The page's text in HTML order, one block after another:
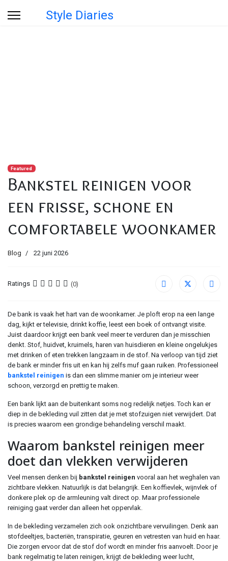
Style Diaries
Featured
Bankstel reinigen voor
een frisse, schone en
comfortabele woonkamer
Blog 22 juni 2026
Ratings (0)
De bank is vaak het hart van de woonkamer. Je ploft erop na een lange
dag, kijkt er televisie, drinkt koffie, leest een boek of ontvangt visite.
Juist daardoor krijgt een bank veel meer te verduren dan je misschien
denkt. Stof, huidvet, kruimels, haren van huisdieren en kleine ongelukjes
met drinken of eten trekken langzaam in de stof. Na verloop van tijd ziet
de bank er minder fris uit en kan hij zelfs muf gaan ruiken. Professioneel
bankstel reinigen is dan een slimme manier om je interieur weer
schoon, verzorgd en prettig te maken.
Een bank lijkt aan de buitenkant soms nog redelijk netjes. Toch kan er
diep in de bekleding vuil zitten dat je met stofzuigen niet verwijdert. Dat
is precies waarom een grondige behandeling verschil maakt.
Waarom bankstel reinigen meer
doet dan vlekken verwijderen
Veel mensen denken bij bankstel reinigen vooral aan het weghalen van
zichtbare vlekken. Natuurlijk is dat belangrijk. Een koffievlek, wijnvlek of
donkere plek op de armleuning valt direct op. Maar professionele
reiniging gaat verder dan alleen het oppervlak.
In de bekleding verzamelen zich ook onzichtbare vervuilingen. Denk aan
stofdeeltjes, bacteriën, transpiratie, geuren en vetresten van huid en haar.
Die zorgen ervoor dat de stof dof wordt en minder fris aanvoelt. Door je
bank regelmatig te laten reinigen, krijgt de bekleding weer lucht,